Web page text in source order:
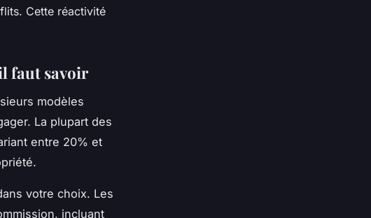
Cette réactivité
faut savoir
modèles
La plupart des
entre 20% et
votre choix. Les
incluant